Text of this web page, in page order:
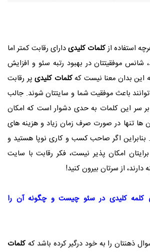
استفاده ازکلمات کلیدیدارای رقابت کمتر اما
شانس موفقیتتان در بهبود رتبه سئو و افزایش
این بدان معنا نیست کهکلمات کلیدی پر رقابت
باعث موفقیت شما و سایتتان شوند. جالب
سر این کلمات به حدی دشوار است که امکان
ها تنها در صورت صرف زمان زیاد و هزینه های
اگر صاحب کسب و کاری نوپا هستید و
امکان پذیر نیست، فکر رقابت با سایت
دارند، از سرتان بیرون کنید!
کلیدی در سئو چیست و چگونه آن را
ذهنتان را به خود درگیر کرده باشد که کلمات